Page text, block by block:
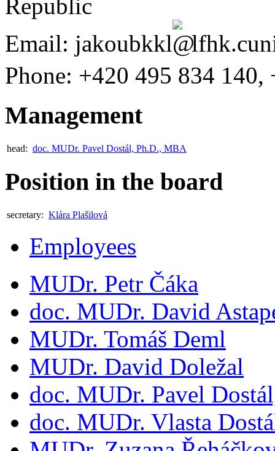
Republic
Email: jakoubkkl
Phone: +420 495 834 140,
Management
head: doc. MUDr. Pavel Dostál, Ph.D., MBA
Position in the board
secretary: Klára Plašilová
Employees
MUDr. Petr Čáka
doc. MUDr. David
MUDr. Tomáš Deml
MUDr. David Doležal
doc. MUDr. Pavel
doc. MUDr. Vlasta